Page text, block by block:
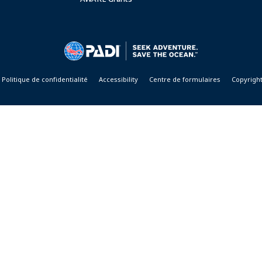
Politique de confidentialité Accessibility Centre de formulaires Copyright